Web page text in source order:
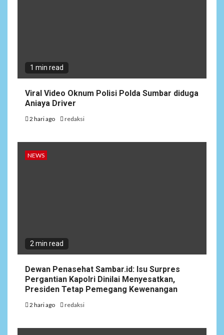
1 min read
Viral Video Oknum Polisi Polda Sumbar diduga
Aniaya Driver
2 hari ago redaksi
NEWS
2 min read
Dewan Penasehat Sambar.id: Isu Surpres
Pergantian Kapolri Dinilai Menyesatkan,
Presiden Tetap Pemegang Kewenangan
2 hari ago redaksi